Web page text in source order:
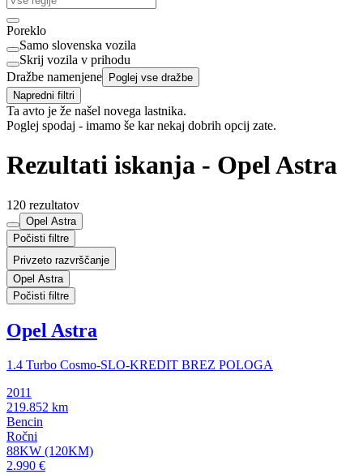
Poreklo
Samo slovenska vozila
Skrij vozila v prihodu
Dražbe namenjene Poglej vse dražbe
Napredni filtri
Ta avto je že našel novega lastnika.
Poglej spodaj - imamo še kar nekaj dobrih opcij zate.
Rezultati iskanja - Opel Astra
120 rezultatov
Opel Astra
Počisti filtre
Privzeto razvrščanje
Opel Astra
Počisti filtre
Opel Astra
1.4 Turbo Cosmo-SLO-KREDIT BREZ POLOGA
2011
219.852 km
Bencin
Ročni
88KW (120KM)
2.990 €